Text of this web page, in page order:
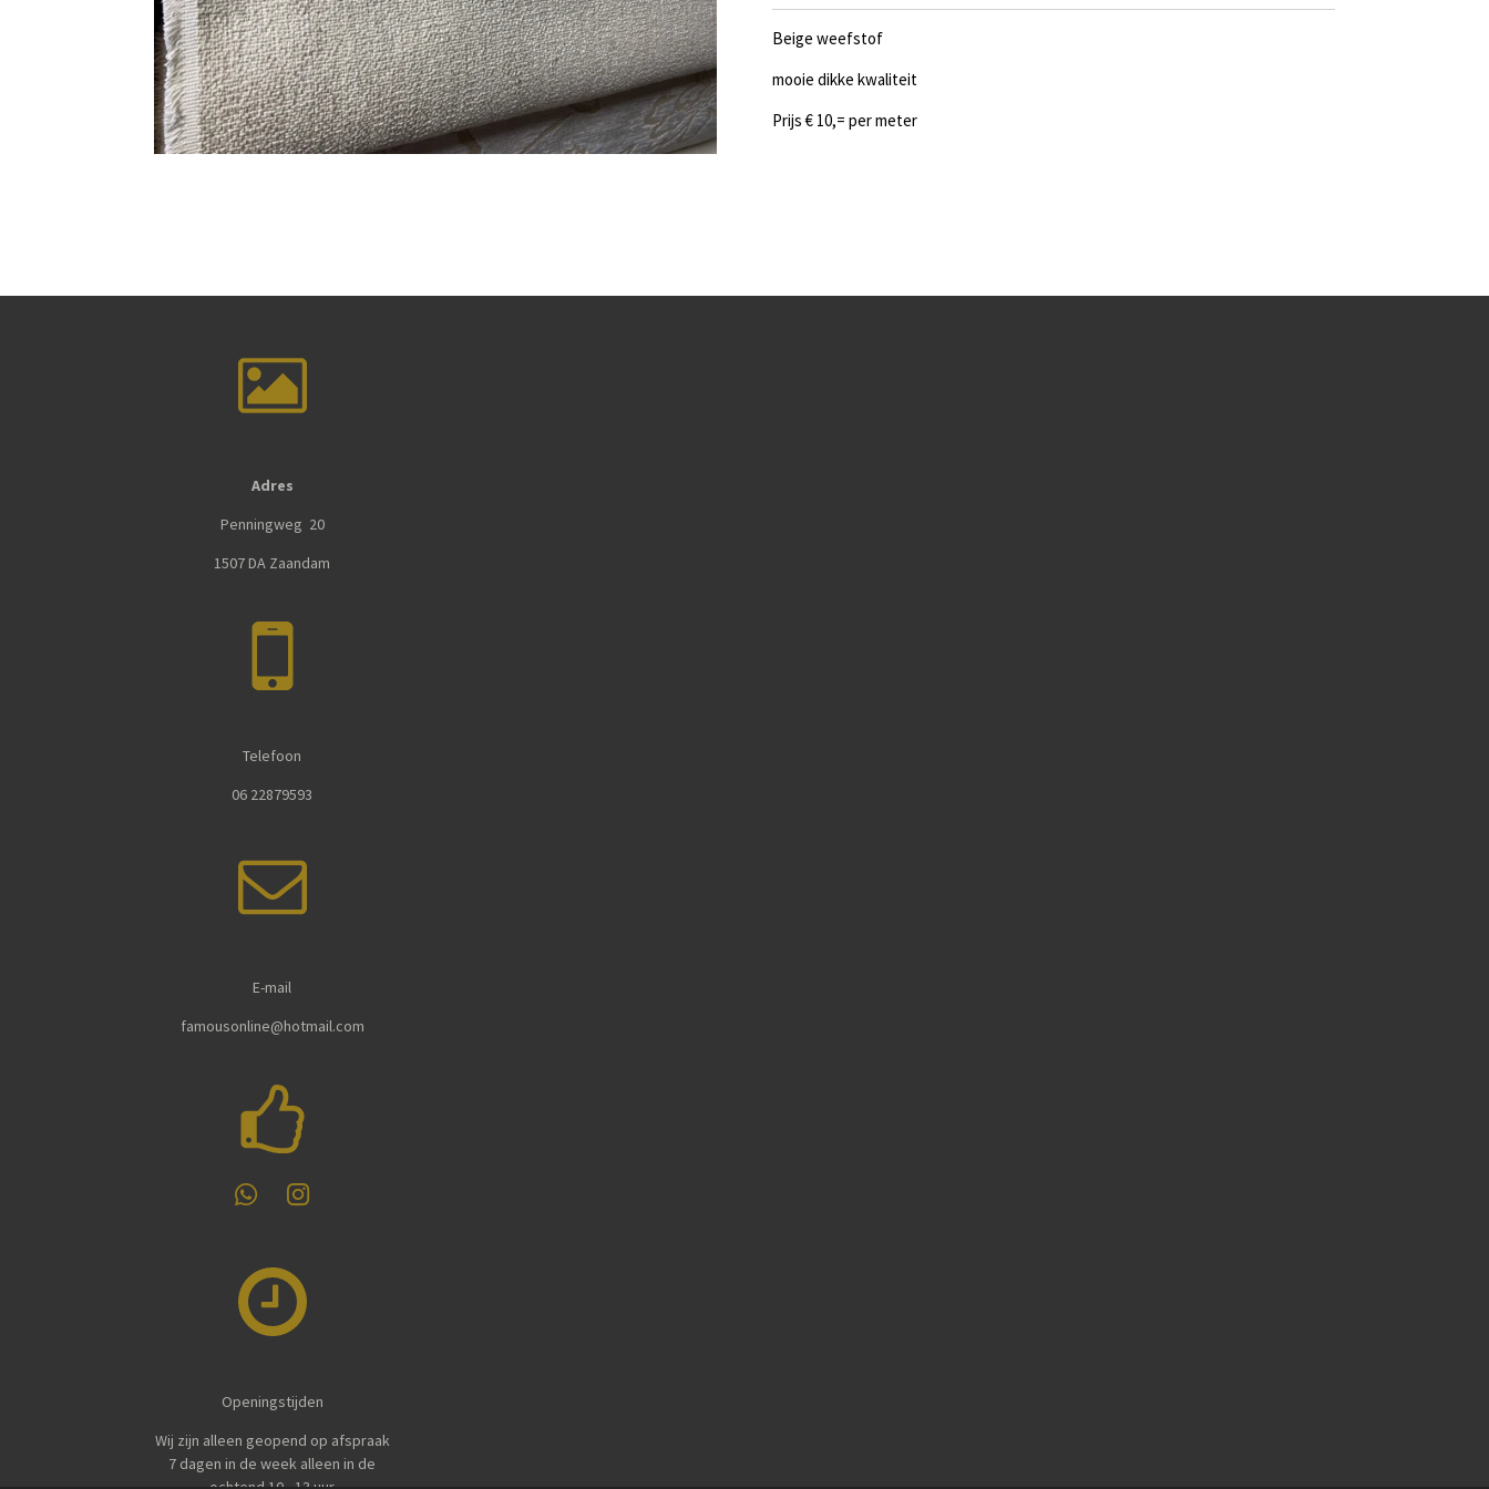
Beige weefstof
mooie dikke kwaliteit
Prijs € 10,= per meter
Adres
Penningweg 20
1507 DA Zaandam
Telefoon
06 22879593
E-mail
famousonline@hotmail.com
W
t
s
A
I
t
a
g
m
Openingstijden
Wij zijn alleen geopend op afspraak
7 dagen in de week alleen in de